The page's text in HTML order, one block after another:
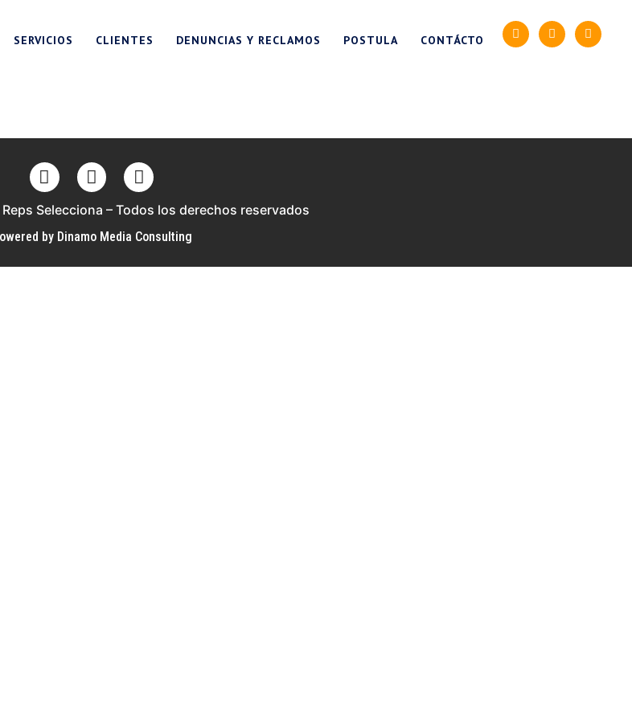
SERVICIOS CLIENTES DENUNCIAS Y RECLAMOS POSTULA CONTÁCTO
Selecciona – Todos los derechos reservados
by Dinamo Media Consulting